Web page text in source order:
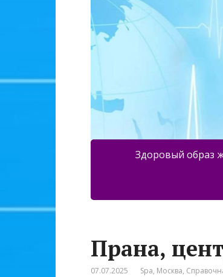
Здоровый образ
Прана,
07.07.2025 Spa, Москва,